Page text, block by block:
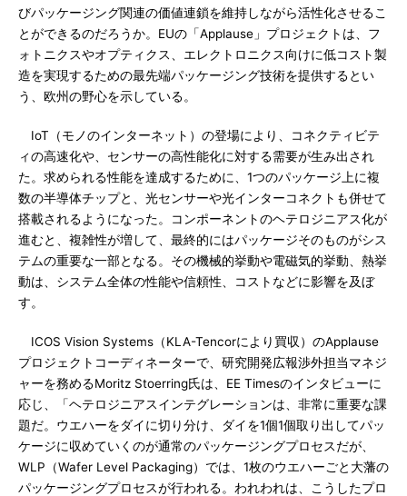
びパッケージング関連の価値連鎖を維持しながら活性化させるこ
とができるのだろうか。EUの「Applause」プロジェクトは、フ
ォトニクスやオプティクス、エレクトロニクス向けに低コスト製
造を実現するための最先端パッケージング技術を提供するとい
う、欧州の野心を示している。
IoT（モノのインターネット）の登場により、コネクティビテ
ィの高速化や、センサーの高性能化に対する需要が生み出され
た。求められる性能を達成するために、1つのパッケージ上に複
数の半導体チップと、光センサーや光インターコネクトも併せて
搭載されるようになった。コンポーネントのヘテロジニアス化が
進むと、複雑性が増して、最終的にはパッケージそのものがシス
テムの重要な一部となる。その機械的挙動や電磁気的挙動、熱挙
動は、システム全体の性能や信頼性、コストなどに影響を及ぼ
す。
ICOS Vision Systems（KLA-Tencorにより買収）のApplause
プロジェクトコーディネーターで、研究開発広報渉外担当マネジ
ャーを務めるMoritz Stoerring氏は、EE Timesのインタビューに
応じ、「ヘテロジニアスインテグレーションは、非常に重要な課
題だ。ウエハーをダイに切り分け、ダイを1個1個取り出してパッ
ケージに収めていくのが通常のパッケージングプロセスだが、
WLP（Wafer Level Packaging）では、1枚のウエハーごと大藩の
パッケージングプロセスが行われる。われわれは、こうしたプロ